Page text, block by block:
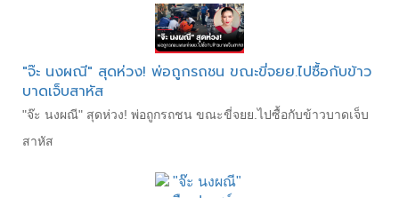
"จ๊ะ นงผณี" สุดห่วง! พ่อถูกรถชน ขณะขี่จยย.ไปซื้อกับข้าว
บาดเจ็บสาหัส
"จ๊ะ นงผณี" สุดห่วง! พ่อถูกรถชน ขณะขี่จยย.ไปซื้อกับข้าวบาดเจ็บ
สาหัส